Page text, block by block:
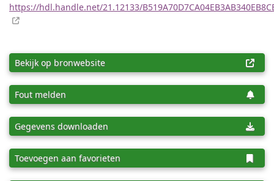
https://hdl.handle.net/21.12133/
Bekijk op bronwebsite
Fout melden
Gegevens downloaden
Toevoegen aan favorieten